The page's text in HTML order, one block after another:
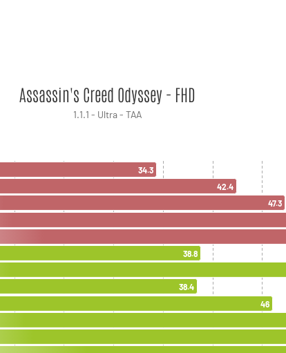
Assassin's Creed Odyssey - FHD
1.1.1 - Ultra - TAA
34.3
42.4
47.3
38.8
38.4
46